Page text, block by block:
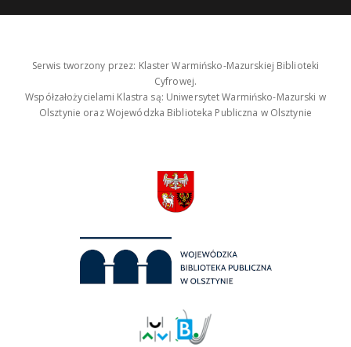
Serwis tworzony przez: Klaster Warmińsko-Mazurskiej Biblioteki
Cyfrowej.
Współzałożycielami Klastra są: Uniwersytet Warmińsko-Mazurski w
Olsztynie oraz Wojewódzka Biblioteka Publiczna w Olsztynie